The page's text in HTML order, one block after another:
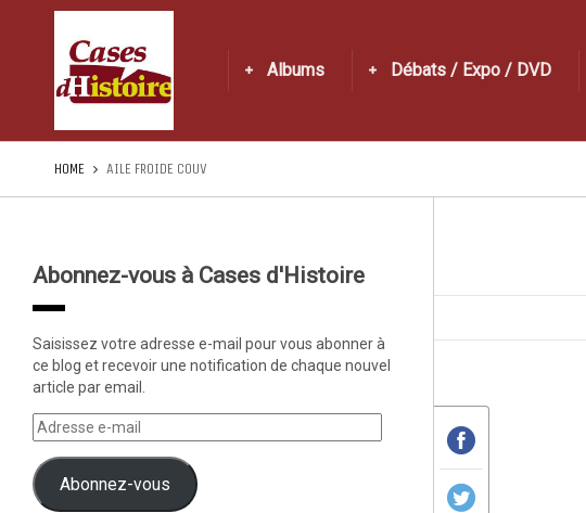
Albums Débats / Expo / DVD
HOME AILE FROIDE COUV
Abonnez-vous à Cases d'Histoire
Saisissez votre adresse e-mail pour vous abonner à
ce blog et recevoir une notification de chaque nouvel
article par email.
Abonnez-vous